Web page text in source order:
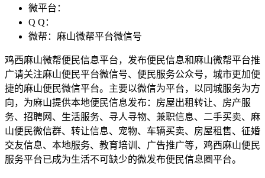
微平台：
Q Q：
微帮：麻山微帮平台微信号
鸡西麻山微帮便民信息平台，发布便民信息和麻山微帮平台推
广请关注麻山便民平台微信号、便民服务公众号，城市更加便
捷的麻山便民微信平台。主要以微信为平台，以同城服务为方
向，为麻山提供本地便民信息发布：房屋出租转让、房产服
务、招聘网、生活服务、寻人寻物、兼职信息、二手买卖、麻
山便民微信群、转让信息、宠物、车辆买卖、房屋租售、征婚
交友信息、本地服务、教育培训、广告推广等，鸡西麻山便民
服务平台已成为生活不可缺少的微发布便民信息圈平台。